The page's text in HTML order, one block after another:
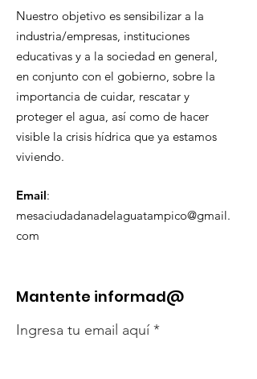
Nuestro objetivo es sensibilizar a la
industria/empresas, instituciones
educativas y a la sociedad en general,
en conjunto con el gobierno, sobre la
importancia de cuidar, rescatar y
proteger el agua, así como de hacer
visible la crisis hídrica que ya estamos
viviendo.
Email:
mesaciudadanadelaguatampico@gmail.
com
Mantente informad@
Ingresa tu email aquí